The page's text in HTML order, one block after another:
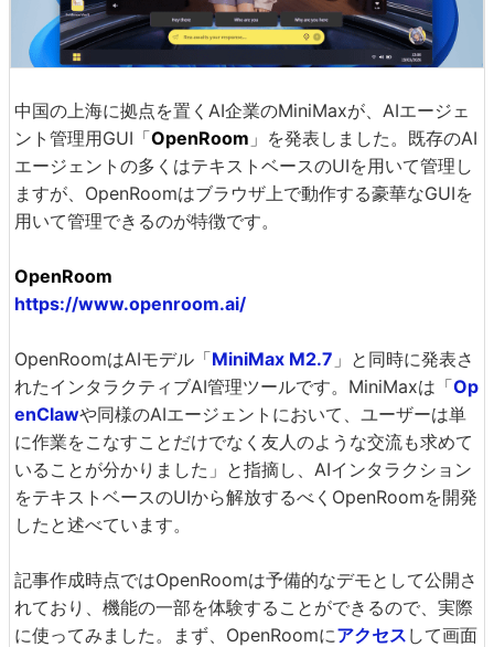
中国の上海に拠点を置くAI企業のMiniMaxが、AIエージェ
ント管理用GUI「OpenRoom 」を発表しました。既存のAI
エージェントの多くはテキストベースのUIを用いて管理し
ますが、OpenRoomはブラウザ上で動作する豪華なGUIを
用いて管理できるのが特徴です。
OpenRoom
https://www.openroom.ai/
OpenRoomはAIモデル「MiniMax M2.7 」と同時に発表さ
れたインタラクティブAI管理ツールです。MiniMaxは「Op
enClawや同様のAIエージェントにおいて、ユーザーは単
に作業をこなすことだけでなく友人のような交流も求めて
いることが分かりました」と指摘し、AIインタラクション
をテキストベースのUIから解放するべくOpenRoomを開発
したと述べています。
記事作成時点ではOpenRoomは予備的なデモとして公開さ
れており、機能の一部を体験することができるので、実際
に使ってみました。まず、OpenRoomにアクセス して画面